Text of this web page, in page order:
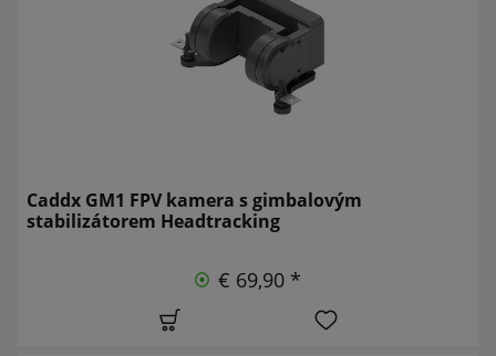
Caddx GM1 FPV kamera s gimbalovým
stabilizátorem Headtracking
€ 69,90 *